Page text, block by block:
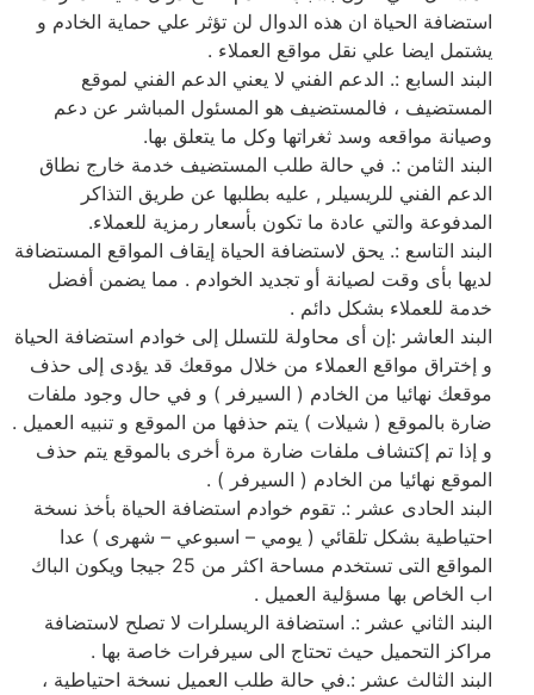
استضافة الحياة ان هذه الدوال لن تؤثر علي حماية الخادم و
يشتمل ايضا علي نقل مواقع العملاء .
البند السابع :. الدعم الفني لا يعني الدعم الفني لموقع
المستضيف ، فالمستضيف هو المسئول المباشر عن دعم
وصيانة مواقعه وسد ثغراتها وكل ما يتعلق بها.
البند الثامن :. في حالة طلب المستضيف خدمة خارج نطاق
الدعم الفني للريسيلر , عليه بطلبها عن طريق التذاكر
المدفوعة والتي عادة ما تكون بأسعار رمزية للعملاء.
البند التاسع :. يحق لاستضافة الحياة إيقاف المواقع المستضافة
لديها بأى وقت لصيانة أو تجديد الخوادم . مما يضمن أفضل
خدمة للعملاء بشكل دائم .
البند العاشر :إن أى محاولة للتسلل إلى خوادم استضافة الحياة
و إختراق مواقع العملاء من خلال موقعك قد يؤدى إلى حذف
موقعك نهائيا من الخادم ( السيرفر ) و في حال وجود ملفات
ضارة بالموقع ( شيلات ) يتم حذفها من الموقع و تنبيه العميل .
و إذا تم إكتشاف ملفات ضارة مرة أخرى بالموقع يتم حذف
الموقع نهائيا من الخادم ( السيرفر ) .
البند الحادى عشر :. تقوم خوادم استضافة الحياة بأخذ نسخة
احتياطية بشكل تلقائي ( يومي – اسبوعي – شهرى ) عدا
المواقع التى تستخدم مساحة اكثر من 25 جيجا ويكون الباك
اب الخاص بها مسؤلية العميل .
البند الثاني عشر :. استضافة الريسلرات لا تصلح لاستضافة
مراكز التحميل حيث تحتاج الى سيرفرات خاصة بها .
البند الثالث عشر :.في حالة طلب العميل نسخة احتياطية ،